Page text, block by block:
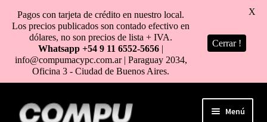
al
Menú
Pagos con tarjeta de crédito en nuestro local.
Los precios publicados son contado efectivo en
dólares, no son precios de lista + IVA.
Whatsapp +54 9 11 6552-5656 |
info@compumacypc.com.ar | Paraguay 2034,
Oficina 3 - Ciudad de Buenos Aires.
Cerrar !
X